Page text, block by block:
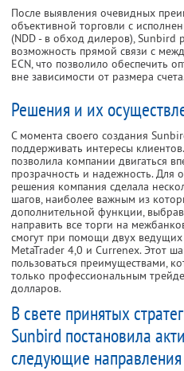
После выявления очевидных
объективной торговли с
(NDD - в обход дилеров), Sunbird
возможность прямой связи с
ECN, что позволило обеспечить
вне зависимости от размера
Решения и их
С момента своего создания
поддерживать интересы
позволила компании двигаться
прозрачность и надежность. Для
решения компания сделала
шагов, наиболее важным из
дополнительной функции,
направить все торги на
смогут при помощи двух
MetaTrader 4,0 и Currenex. Этот
пользоваться преимуществами,
только профессиональным
долларов.
В свете принятых
Sunbird постановила
следующие